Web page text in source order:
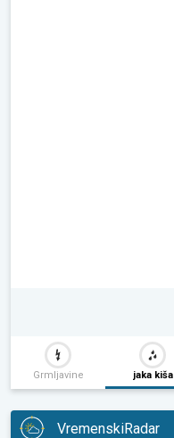
Grmljavine jaka kiša
VremenskiRadar